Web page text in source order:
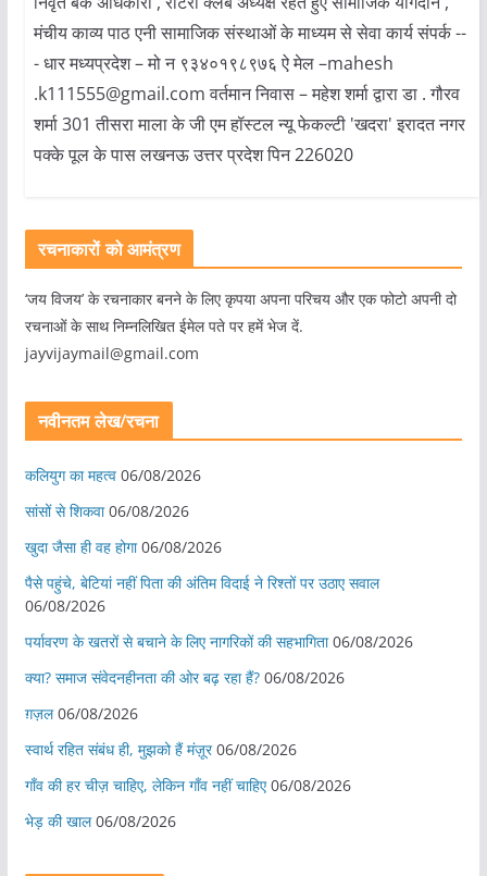
मंचीय काव्य पाठ एनी सामाजिक संस्थाओं के माध्यम से सेवा कार्य संपर्क --
- धार मध्यप्रदेश – मो न ९३४०१९८९७६ ऐ मेल –mahesh
.k111555@gmail.com वर्तमान निवास – महेश शर्मा द्वारा डा . गौरव
शर्मा 301 तीसरा माला के जी एम हॉस्टल न्यू फेकल्टी 'खदरा' इरादत नगर
पक्के पूल के पास लखनऊ उत्तर प्रदेश पिन 226020
रचनाकारों को आमंत्रण
‘जय विजय’ के रचनाकार बनने के लिए कृपया अपना परिचय और एक फोटो अपनी दो
रचनाओं के साथ निम्नलिखित ईमेल पते पर हमें भेज दें.
jayvijaymail@gmail.com
नवीनतम लेख/रचना
कलियुग का महत्व 06/08/2026
सांसों से शिकवा 06/08/2026
खुदा जैसा ही वह होगा 06/08/2026
पैसे पहुंचे, बेटियां नहीं पिता की अंतिम विदाई ने रिश्तों पर उठाए सवाल
06/08/2026
पर्यावरण के खतरों से बचाने के लिए नागरिकों की सहभागिता 06/08/2026
क्या? समाज संवेदनहीनता की ओर बढ़ रहा हैं? 06/08/2026
ग़ज़ल 06/08/2026
स्वार्थ रहित संबंध ही, मुझको हैं मंज़ूर 06/08/2026
गाँव की हर चीज़ चाहिए, लेकिन गाँव नहीं चाहिए 06/08/2026
भेड़ की खाल 06/08/2026